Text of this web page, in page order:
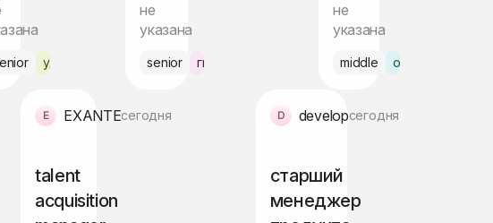
удалённо
не
указана
senior гибрид Варшава
не
указана
middle офис
EXANTEсегодня
talent
acquisition
developсегодня
старший
менеджер